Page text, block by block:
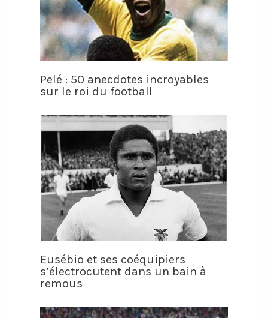
Pelé : 50 anecdotes incroyables
sur le roi du football
Eusébio et ses coéquipiers
s’électrocutent dans un bain à
remous